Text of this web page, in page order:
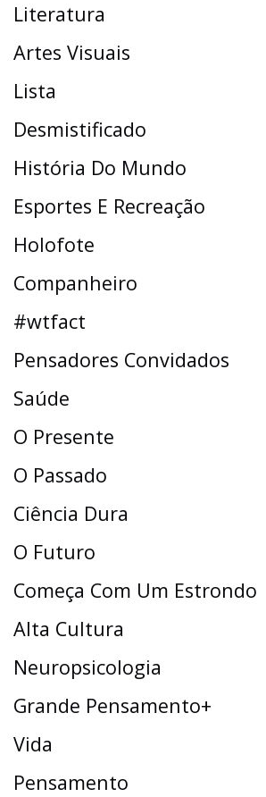
Literatura
Artes Visuais
Lista
Desmistificado
História Do Mundo
Esportes E Recreação
Holofote
Companheiro
#wtfact
Pensadores Convidados
Saúde
O Presente
O Passado
Ciência Dura
O Futuro
Começa Com Um Estrondo
Alta Cultura
Neuropsicologia
Grande Pensamento+
Vida
Pensamento